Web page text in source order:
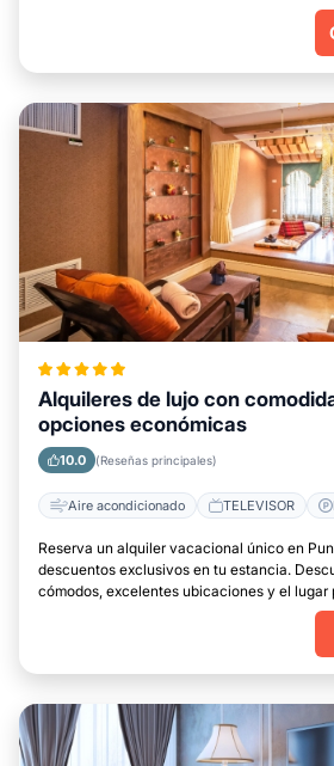
Alquileres de lujo con
opciones económicas
10.0 (Reseñas principales)
Aire acondicionado TELEVISOR
Reserva un alquiler vacacional único en
descuentos exclusivos en tu estancia.
cómodos, excelentes ubicaciones y el